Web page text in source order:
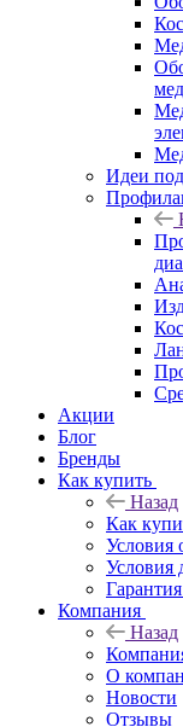
Идеи
Акции
Блог
Бренды
Как купить
Назад
Как
Условия
Условия
Компания
Назад
О
Новости
Отзывы